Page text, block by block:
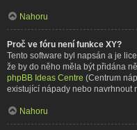
Nahoru
Proč ve fóru není funkce XY?
Tento software byl napsán a je
že by do něho měla být přidána
phpBB Ideas Centre (Centrum
existující nápady nebo navrhnout
Nahoru